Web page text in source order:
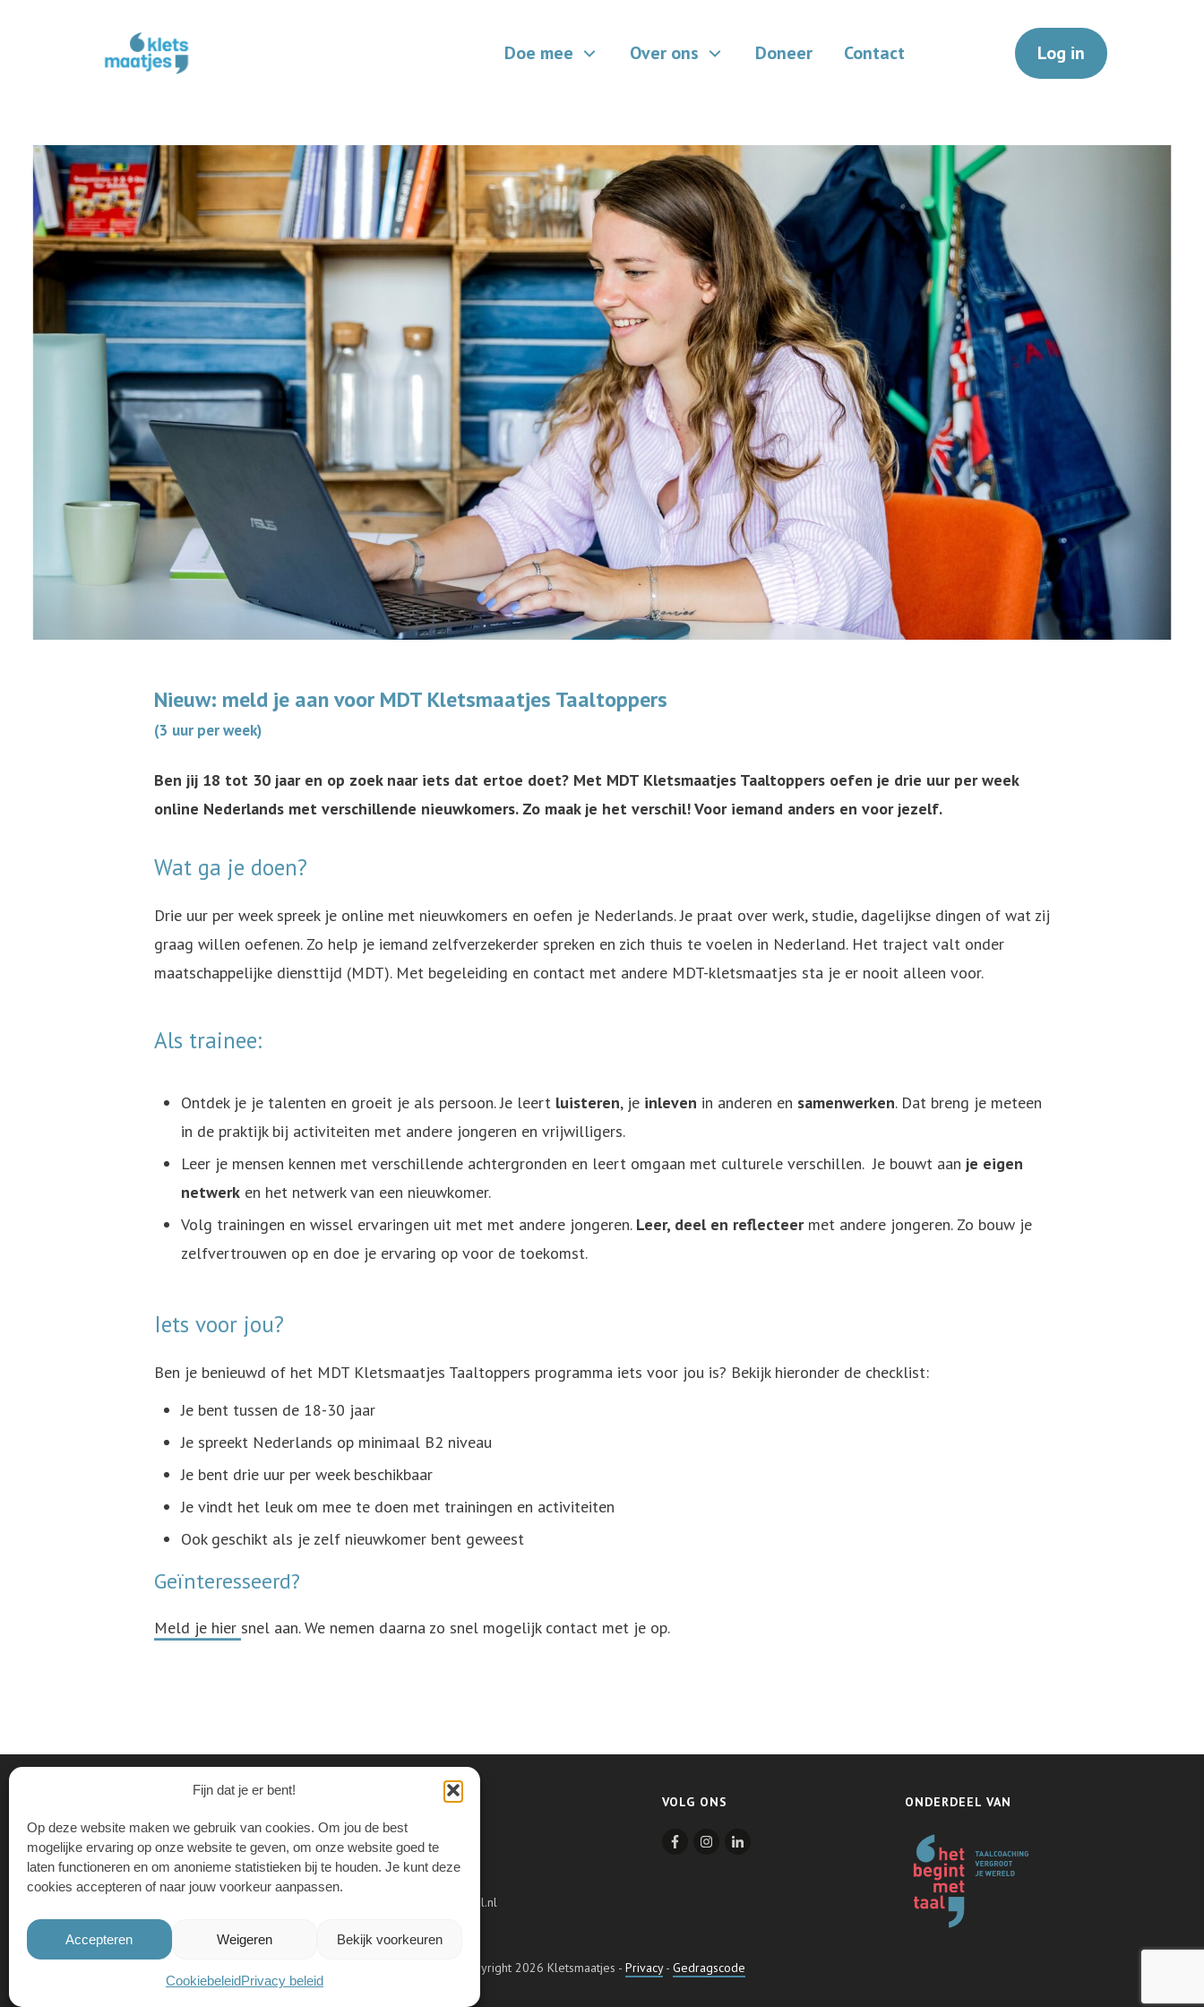
Fijn dat je er bent!
Op deze website maken we gebruik van cookies. Om jou de best
mogelijke ervaring op onze website te geven, om onze website goed te
laten functioneren en om anonieme statistieken bij te houden. Je kunt deze
cookies accepteren of naar jouw voorkeur aanpassen.
Accepteren Weigeren Bekijk voorkeuren
CookiebeleidPrivacy beleid
Doe mee Over ons Doneer Contact Log in
Nieuw: meld je aan voor MDT Kletsmaatjes Taaltoppers
(3 uur per week)
Ben jij 18 tot 30 jaar en op zoek naar iets dat ertoe doet? Met MDT Kletsmaatjes Taaltoppers oefen je drie uur per week
online Nederlands met verschillende nieuwkomers. Zo maak je het verschil! Voor iemand anders en voor jezelf.
Wat ga je doen?
Drie uur per week spreek je online met nieuwkomers en oefen je Nederlands. Je praat over werk, studie, dagelijkse dingen of wat zij
graag willen oefenen. Zo help je iemand zelfverzekerder spreken en zich thuis te voelen in Nederland. Het traject valt onder
maatschappelijke diensttijd (MDT). Met begeleiding en contact met andere MDT-kletsmaatjes sta je er nooit alleen voor.
Als trainee:
Ontdek je je talenten en groeit je als persoon. Je leert luisteren, je inleven in anderen en samenwerken. Dat breng je meteen
in de praktijk bij activiteiten met andere jongeren en vrijwilligers.
Leer je mensen kennen met verschillende achtergronden en leert omgaan met culturele verschillen. Je bouwt aan je eigen
netwerk en het netwerk van een nieuwkomer.
Volg trainingen en wissel ervaringen uit met met andere jongeren. Leer, deel en reflecteer met andere jongeren. Zo bouw je
zelfvertrouwen op en doe je ervaring op voor de toekomst.
Iets voor jou?
Ben je benieuwd of het MDT Kletsmaatjes Taaltoppers programma iets voor jou is? Bekijk hieronder de checklist:
Je bent tussen de 18-30 jaar
Je spreekt Nederlands op minimaal B2 niveau
Je bent drie uur per week beschikbaar
Je vindt het leuk om mee te doen met trainingen en activiteiten
Ook geschikt als je zelf nieuwkomer bent geweest
Geïnteresseerd?
Meld je hier snel aan. We nemen daarna zo snel mogelijk contact met je op.
De Stadstuin 7.14
Daltonlaan 200
3584 BJ Utrecht
kletsmaatjes@hetbegintmettaal.nl
VOLG ONS ONDERDEEL VAN
Copyright 2026 Kletsmaatjes - Privacy- Gedragscode